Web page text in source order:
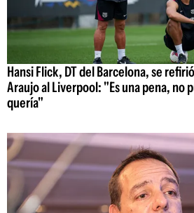
Hansi Flick, DT del Barcelona, se
Araujo al Liverpool: "Es una pena, no
quería"